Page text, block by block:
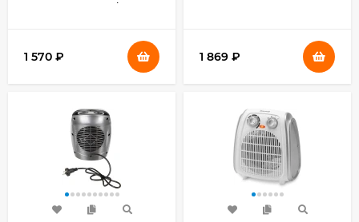
1 570 ₽ 1 869 ₽